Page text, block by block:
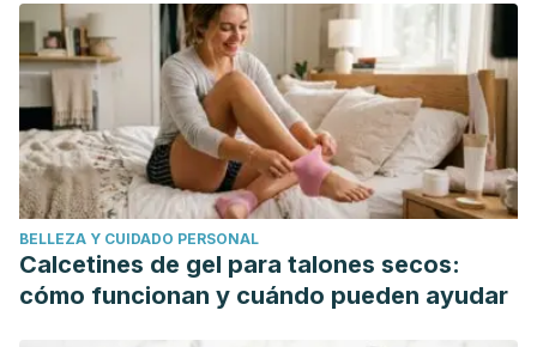
González Baltasar, R., Graciela León Cortés, S., & Hidalgo
Santacruz, G. (2017). ESTRÉS Y SALUD EN PERSONAL DE
ENFERMERÍA DE UNA UNIDAD DE TERCER NIVEL DE
ATENCIÓN STRESS.Revista Cubana de Salud y Trabajo
Wirtz, V. J., Dreser, A., & Leyva, R. (2009). El debate sobre
la automedicación.
Salud Pública de México.
https://doi.org/10.1590/S0036-36342009000300004
Súarez, J. L., Reyes, G. C., & Herreros, L. del M. (2011).
Helicobacter pylori: revisión de los aspectos fisiológicos y
.
BELLEZA Y CUIDADO PERSONAL
Calcetines de gel para talones secos:
cómo funcionan y cuándo pueden ayudar